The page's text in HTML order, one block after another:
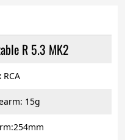
R 5.3 MK2
15g